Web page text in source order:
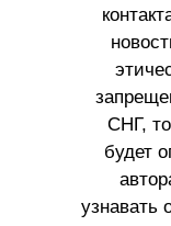
СНГ,
будет
узнавать